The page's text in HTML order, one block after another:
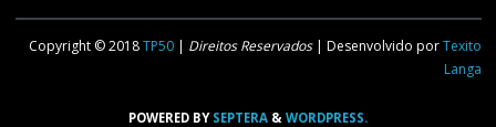
Copyright © 2018TP50 | Direitos Reservados| Desenvolvido porTexito
Langa
POWERED BYSEPTERA & WORDPRESS.